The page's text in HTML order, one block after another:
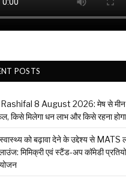
POSTS
8 August 2026: मेष से
किसे मिलेगा धन लाभ और किसे रहना
को बढ़ावा देने के उद्देश्य से MATS
मिमिक्री एवं स्टैंड-अप कॉमेडी